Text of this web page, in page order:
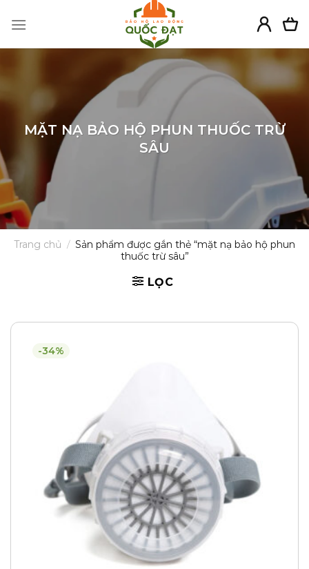
MẶT NẠ BẢO HỘ PHUN THUỐC TRỪ
SÂU
Trang chủ / Sản phẩm được gắn thẻ “mặt nạ bảo hộ phun
thuốc trừ sâu”
LỌC
-34%